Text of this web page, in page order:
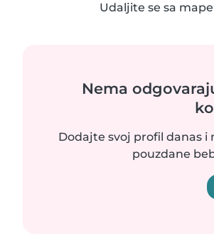
Udaljite se sa
Nema
Dodajte svoj profil danas
pouzdane